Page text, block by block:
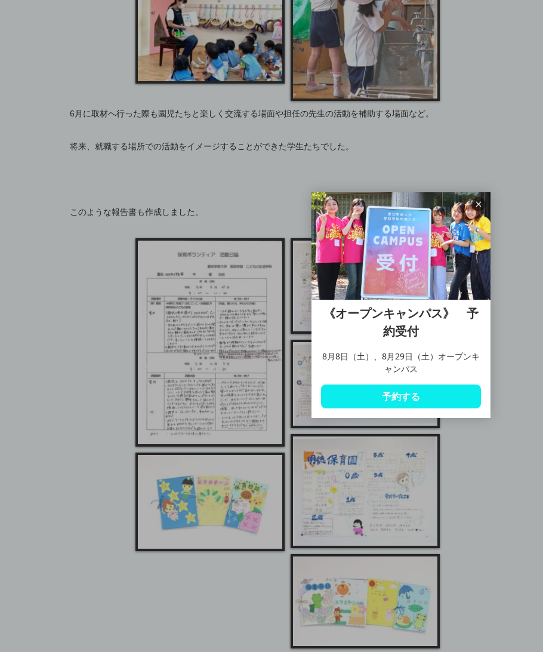
6月に取材へ行った際も園児たちと楽しく交流する場面や担任の先生の活動を補助する場面など。
将来、就職する場所での活動をイメージすることができた学生たちでした。
このような報告書も作成しました。
《オープンキャンパス》 予
約受付
8月8日（土）、8月29日（土）オープンキ
ャンパス
予約する